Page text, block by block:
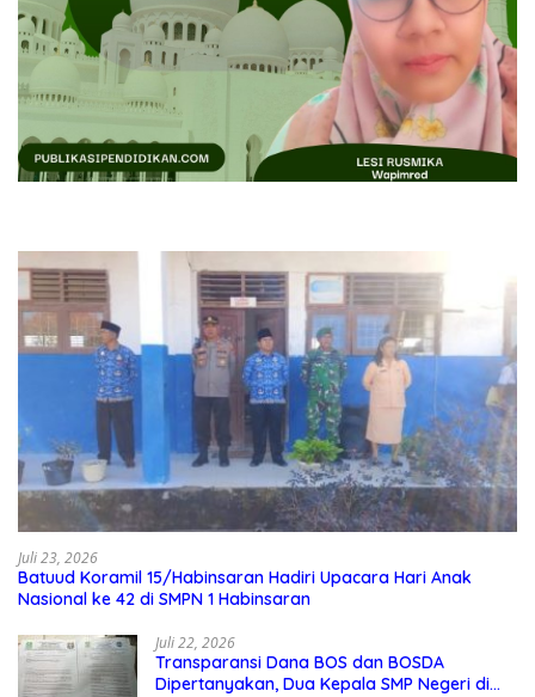
Juli 23, 2026
Batuud Koramil 15/Habinsaran Hadiri Upacara Hari Anak
Nasional ke 42 di SMPN 1 Habinsaran
Juli 22, 2026
Transparansi Dana BOS dan BOSDA
Dipertanyakan, Dua Kepala SMP Negeri di